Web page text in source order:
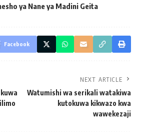
ya Nane ya Madini Geita
Facebook
NEXT ARTICLE
Watumishi wa serikali watakiwa
kutokuwa kikwazo kwa
wawekezaji